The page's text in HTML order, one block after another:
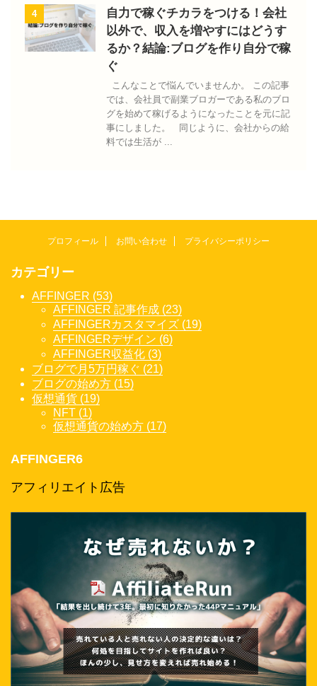
4
自力で稼ぐチカラをつける！会社
以外で、収入を増やすにはどうす
るか？結論:ブログを作り自分で稼
ぐ
こんなことで悩んでいませんか。 この記事
では、会社員で副業ブロガーである私のブロ
グを始めて稼げるようになったことを元に記
事にしました。 同じように、会社からの給
料では生活が ...
プロフィール お問い合わせ プライバシーポリシー
カテゴリー
AFFINGER (53)
AFFINGER 記事作成 (23)
AFFINGERカスタマイズ (19)
AFFINGERデザイン (6)
AFFINGER収益化 (3)
ブログで月5万円稼ぐ (21)
ブログの始め方 (15)
仮想通貨 (19)
NFT (1)
仮想通貨の始め方 (17)
AFFINGER6
アフィリエイト広告